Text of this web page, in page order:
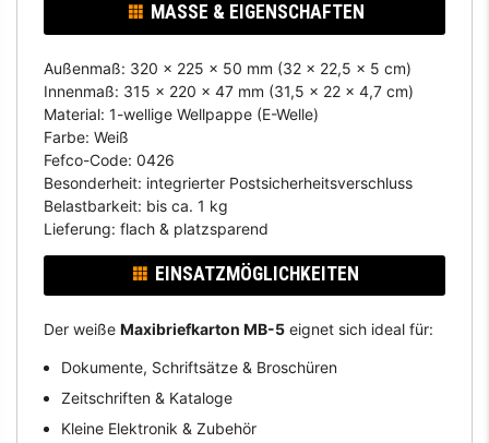
MASSE & EIGENSCHAFTEN
Außenmaß: 320 x 225 x 50 mm (32 x 22,5 x 5 cm)
Innenmaß: 315 x 220 x 47 mm (31,5 x 22 x 4,7 cm)
Material: 1-wellige Wellpappe (E-Welle)
Farbe: Weiß
Fefco-Code: 0426
Besonderheit: integrierter Postsicherheitsverschluss
Belastbarkeit: bis ca. 1 kg
Lieferung: flach & platzsparend
EINSATZMÖGLICHKEITEN
Der weiße Maxibriefkarton MB-5eignet sich ideal für:
Dokumente, Schriftsätze & Broschüren
Zeitschriften & Kataloge
Kleine Elektronik & Zubehör